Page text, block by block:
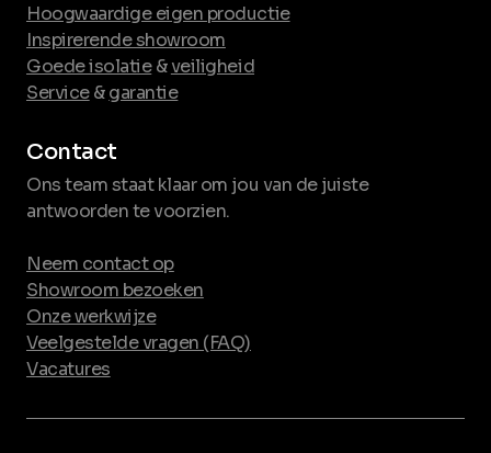
Hoogwaardige eigen productie
Inspirerende showroom
Goede isolatie&veiligheid
Service&garantie
Contact
Ons team staat klaar om jou van de juiste
antwoorden te voorzien.
Neem contact op
Showroom bezoeken
Onze werkwijze
Veelgestelde vragen (FAQ)
Vacatures